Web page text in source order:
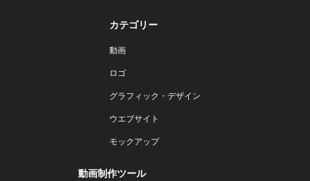
カテゴリー
動画
ロゴ
グラフィック・デザイン
ウエブサイト
モックアップ
動画制作ツール